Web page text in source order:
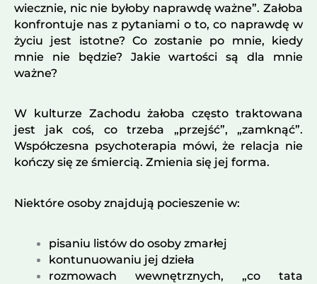
wiecznie, nic nie byłoby naprawdę ważne”. Załoba
konfrontuje nas z pytaniami o to, co naprawdę w
życiu jest istotne? Co zostanie po mnie, kiedy
mnie nie będzie? Jakie wartości są dla mnie
ważne?
W kulturze Zachodu żałoba często traktowana
jest jak coś, co trzeba „przejść”, „zamknąć”.
Współczesna psychoterapia mówi, że relacja nie
kończy się ze śmiercią. Zmienia się jej forma.
Niektóre osoby znajdują pocieszenie w:
pisaniu listów do osoby zmarłej
kontunuowaniu jej dzieła
rozmowach wewnętrznych, „co tata